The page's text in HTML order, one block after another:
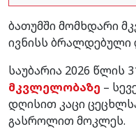
ბათუმში მომხდარი
ივნისს ბრალდებული
საუბარია 2026 წლის
მკვლელობაზე –
დღისით კაცი
გასროლით მოკლეს.